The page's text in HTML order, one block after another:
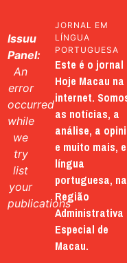
Issuu
Panel:
An
error
occurred
while
we
try
list
your
publications
JORNAL EM
LÍNGUA
PORTUGUESA
Este é o jornal
Hoje Macau na
internet.
as notícias, a
análise, a
e muito mais,
língua
portuguesa, na
Região
Administrativa
Especial de
Macau.